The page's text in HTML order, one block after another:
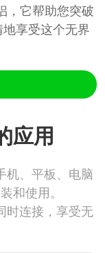
，它帮助您突破
享受这个无界
应用
机、平板、电脑
和使用。
时连接，享受无